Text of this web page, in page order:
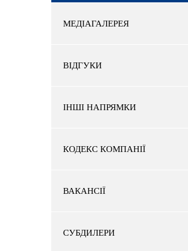
МЕДІАГАЛЕРЕЯ
ВІДГУКИ
ІНШІ НАПРЯМКИ
КОДЕКС КОМПАНІЇ
ВАКАНСІЇ
СУБДИЛЕРИ